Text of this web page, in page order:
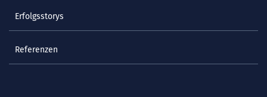
Erfolgsstorys
Referenzen